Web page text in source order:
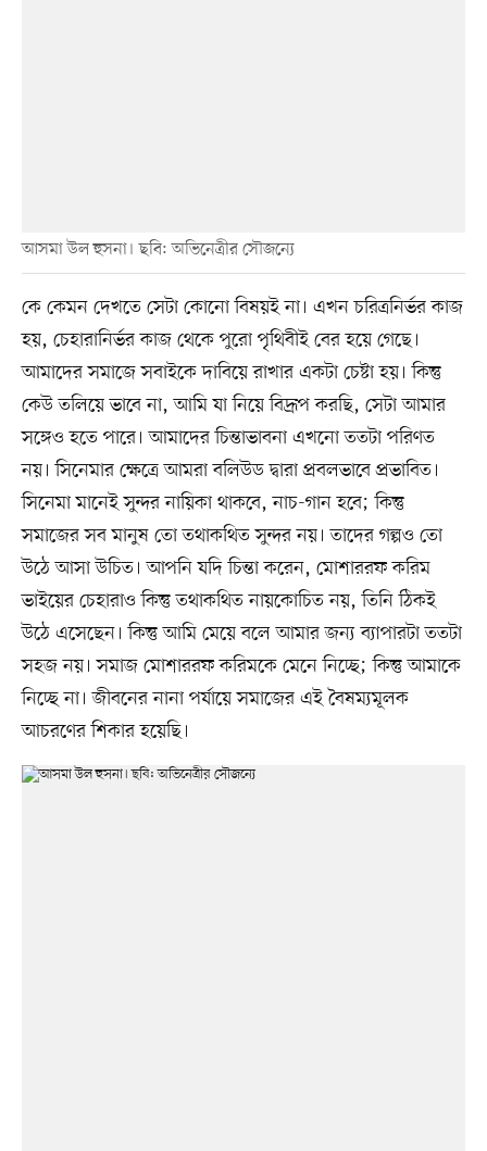
আসমা উল হুসনা। ছবি: অভিনেত্রীর সৌজন্যে
কে কেমন দেখতে সেটা কোনো বিষয়ই না। এখন চরিত্রনির্ভর কাজ
হয়, চেহারানির্ভর কাজ থেকে পুরো পৃথিবীই বের হয়ে গেছে।
আমাদের সমাজে সবাইকে দাবিয়ে রাখার একটা চেষ্টা হয়। কিন্তু
কেউ তলিয়ে ভাবে না, আমি যা নিয়ে বিদ্রূপ করছি, সেটা আমার
সঙ্গেও হতে পারে। আমাদের চিন্তাভাবনা এখনো ততটা পরিণত
নয়। সিনেমার ক্ষেত্রে আমরা বলিউড দ্বারা প্রবলভাবে প্রভাবিত।
সিনেমা মানেই সুন্দর নায়িকা থাকবে, নাচ-গান হবে; কিন্তু
সমাজের সব মানুষ তো তথাকথিত সুন্দর নয়। তাদের গল্পও তো
উঠে আসা উচিত। আপনি যদি চিন্তা করেন, মোশাররফ করিম
ভাইয়ের চেহারাও কিন্তু তথাকথিত নায়কোচিত নয়, তিনি ঠিকই
উঠে এসেছেন। কিন্তু আমি মেয়ে বলে আমার জন্য ব্যাপারটা ততটা
সহজ নয়। সমাজ মোশাররফ করিমকে মেনে নিচ্ছে; কিন্তু আমাকে
নিচ্ছে না। জীবনের নানা পর্যায়ে সমাজের এই বৈষম্যমূলক
আচরণের শিকার হয়েছি।